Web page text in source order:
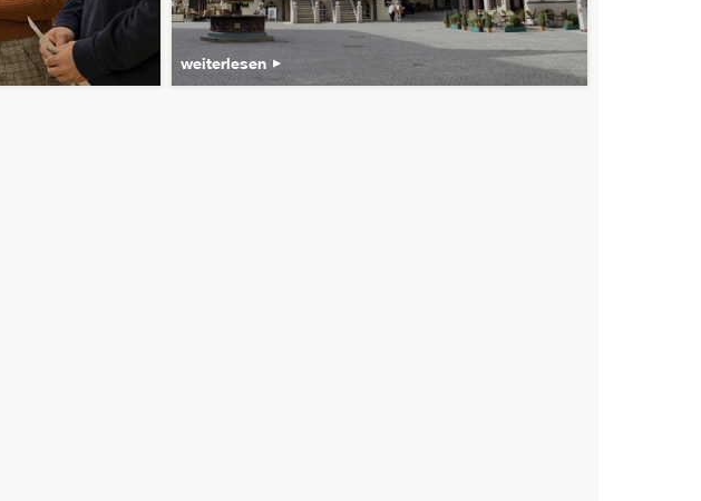
weiterlesen